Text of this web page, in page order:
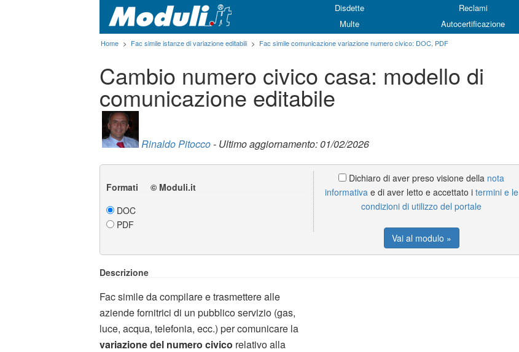
Disdette
Reclami
Multe
Autocertificazione
Home > Fac simile istanze di variazione editabili > Fac simile comunicazione variazione numero civico: DOC, PDF
Cambio numero civico casa: modello di
comunicazione editabile
Rinaldo Pitocco- Ultimo aggiornamento: 01/02/2026
Formati © Moduli.it
DOC
PDF
Dichiaro di aver preso visione della nota
informativa e di aver letto e accettato i termini e le
condizioni di utilizzo del portale
Vai al modulo »
Descrizione
Fac simile da compilare e trasmettere alle
aziende fornitrici di un pubblico servizio (gas,
luce, acqua, telefonia, ecc.) per comunicare la
variazione del numero civico relativo alla